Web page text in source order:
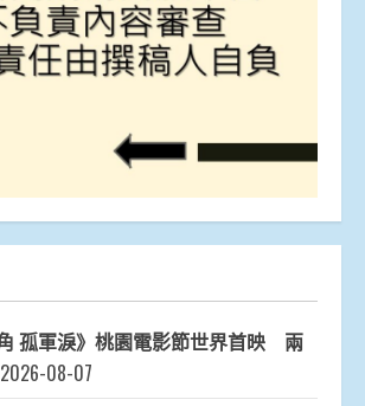
孤軍淚》桃園電影節世界首映 兩
2026-08-07